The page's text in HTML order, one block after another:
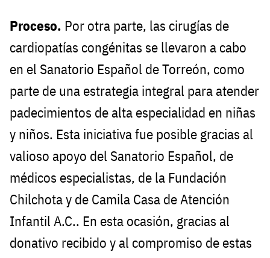
Proceso. Por otra parte, las cirugías de
cardiopatías congénitas se llevaron a cabo
en el Sanatorio Español de Torreón, como
parte de una estrategia integral para atender
padecimientos de alta especialidad en niñas
y niños. Esta iniciativa fue posible gracias al
valioso apoyo del Sanatorio Español, de
médicos especialistas, de la Fundación
Chilchota y de Camila Casa de Atención
Infantil A.C.. En esta ocasión, gracias al
donativo recibido y al compromiso de estas